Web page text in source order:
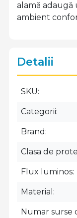
alamă adaugă
ambient
Detalii
SKU
Categorii
Brand
Clasa de
Flux luminos
Material
Numar surse